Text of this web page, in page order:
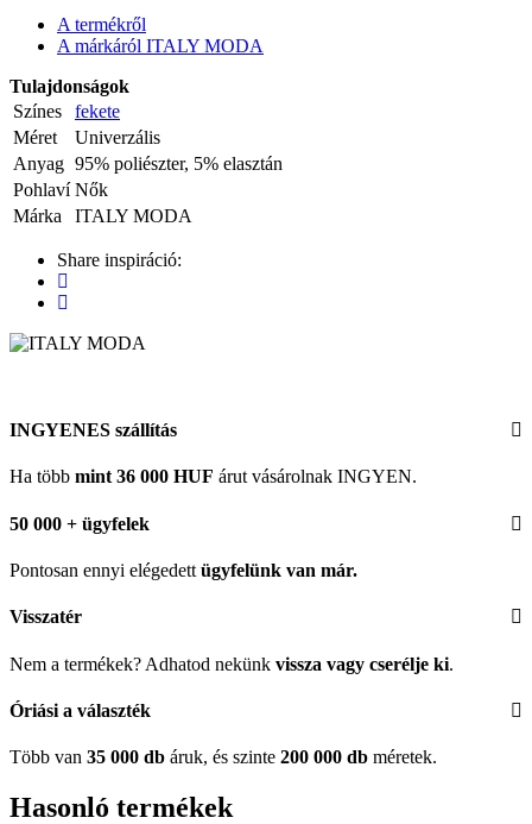
A termékről
A márkáról ITALY MODA
Tulajdonságok
Színes
fekete
Méret
Univerzális
Anyag 95% poliészter, 5% elasztán
Pohlaví Nők
Márka
ITALY MODA
Share inspiráció:
INGYENES szállítás
Ha több mint 36 000 HUF árut vásárolnak INGYEN.
50 000 + ügyfelek
Pontosan ennyi elégedett ügyfelünk van már.
Visszatér
Nem a termékek? Adhatod nekünk vissza vagy cserélje ki.
Óriási a választék
Több van 35 000 db áruk, és szinte 200 000 db méretek.
Hasonló termékek